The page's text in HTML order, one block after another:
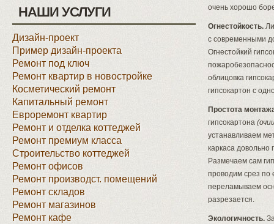
НАШИ УСЛУГИ
Дизайн-проект
Пример дизайн-проекта
Ремонт под ключ
Ремонт квартир в новостройке
Косметический ремонт
Капитальный ремонт
Евроремонт квартир
Ремонт и отделка коттеджей
Ремонт премиум класса
Строительство коттеджей
Ремонт офисов
Ремонт производст. помещений
Ремонт складов
Ремонт магазинов
Ремонт кафе
очень хорошо
Огнестойкость.
с современными
Огнестойкий
облицовка
гипсокартон с
Простота
гипсокартона
устанавливаем
каркаса довольно
Размечаем сам
проводим срез по
переламываем
разрезается.
Экологичность.